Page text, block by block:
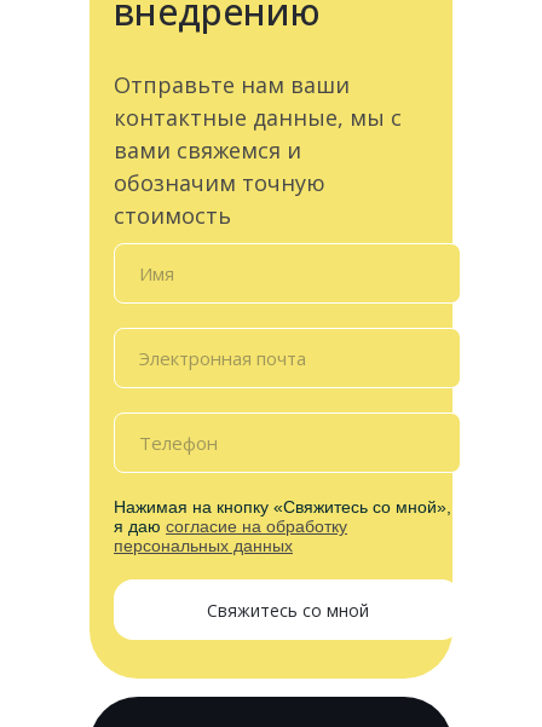
Нажимая на кнопку «Свяжитесь со мной»,
я даю согласие на обработку
персональных данных
Свяжитесь со мной
внедрению
Отправьте нам ваши
контактные данные, мы с
вами свяжемся и
обозначим точную
стоимость